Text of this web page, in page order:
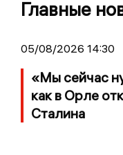
Главные
05/08/2026 14:30
«Мы сейчас
как в Орле
Сталина